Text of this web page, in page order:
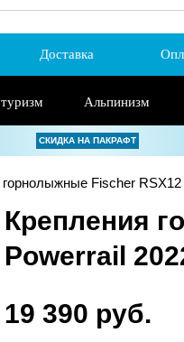
Доставка
Альпинизм
СКИДКА НА ПАКРАФТ
Fischer
Крепления
Powerrail
19 390 руб.